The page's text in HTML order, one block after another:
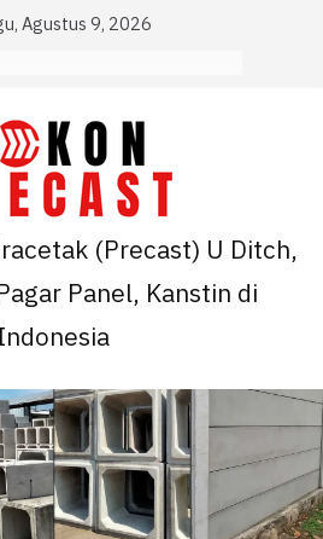
Agustus 9, 2026
(Precast) U Ditch,
Panel, Kanstin di